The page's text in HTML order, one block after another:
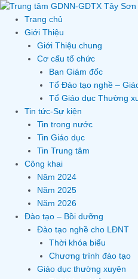
Skip
content
Trang chủ
Giới Thiệu
Giới Thiệu chung
Cơ cấu tổ chức
Ban Giám đốc
Tổ Đào tạo nghề –
Tổ Giáo dục Thường
Tin tức-Sự kiện
Tin trong nước
Tin Giáo dục
Tin Trung tâm
Công khai
Năm 2024
Năm 2025
Năm 2026
Đào tạo – Bồi dưỡng
Đào tạo nghề cho LĐNT
Thời khóa biểu
Chương trình đào tạo
Giáo dục thường xuyên